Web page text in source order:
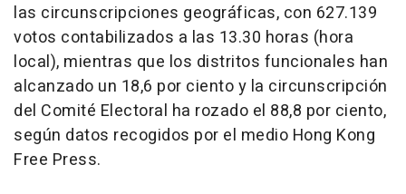
las circunscripciones geográficas, con 627.139
votos contabilizados a las 13.30 horas (hora
local), mientras que los distritos funcionales han
alcanzado un 18,6 por ciento y la circunscripción
del Comité Electoral ha rozado el 88,8 por ciento,
según datos recogidos por el medio Hong Kong
Free Press.